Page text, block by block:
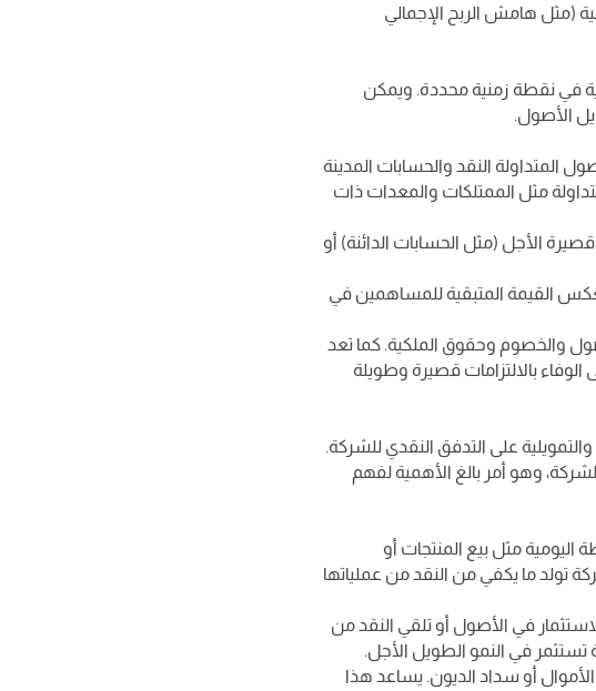
(مثل هامش الربح الإجمالي
في نقطة زمنية محددة. ويمكن
الأصول.
المتداولة النقد والحسابات المدينة
مثل الممتلكات والمعدات ذات
الأجل (مثل الحسابات الدائنة) أو
القيمة المتبقية للمساهمين في
والخصوم وحقوق الملكية. كما تعد
بالالتزامات قصيرة وطويلة
على التدفق النقدي للشركة.
وهو أمر بالغ الأهمية لفهم
اليومية مثل بيع المنتجات أو
تولد ما يكفي من النقد من عملياتها
في الأصول أو تلقي النقد من
تستثمر في النمو الطويل الأجل.
الأموال أو سداد الديون. يساعد هذا